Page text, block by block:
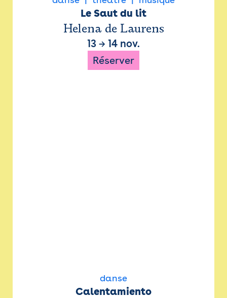
Le Saut du lit
Helena de Laurens
13 → 14 nov.
Réserver
danse
Calentamiento